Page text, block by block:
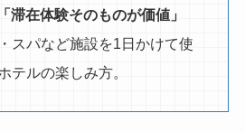
滞在体験そのものが価値」
スパなど施設を1日かけて使
テルの楽しみ方。